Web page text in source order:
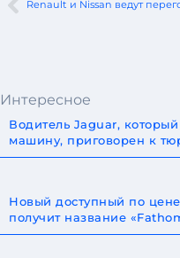
Интересное
Водитель Jaguar,
машину, приговорен к
Новый доступный по
получит название